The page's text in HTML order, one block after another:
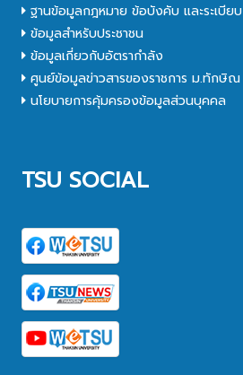
ฐานข้อมูลกฎหมาย ข้อบังคับ และระเบียบ
ข้อมูลสำหรับประชาชน
ข้อมูลเกี่ยวกับอัตรากำลัง
ศูนย์ข้อมูลข่าวสารของราชการ ม.ทักษิณ
นโยบายการคุ้มครองข้อมูลส่วนบุคคล
TSU SOCIAL